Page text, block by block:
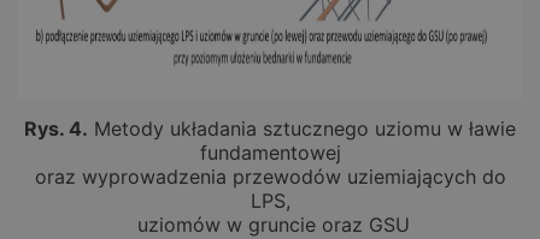
Rys. 4. Metody układania sztucznego uziomu w ławie
fundamentowej
oraz wyprowadzenia przewodów uziemiających do
LPS,
uziomów w gruncie oraz GSU